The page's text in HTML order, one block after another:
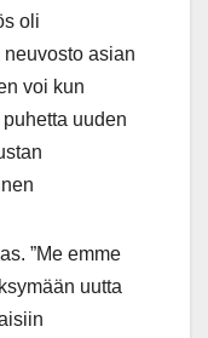
oli
asian
voi kun
uuden
”Me emme
uutta